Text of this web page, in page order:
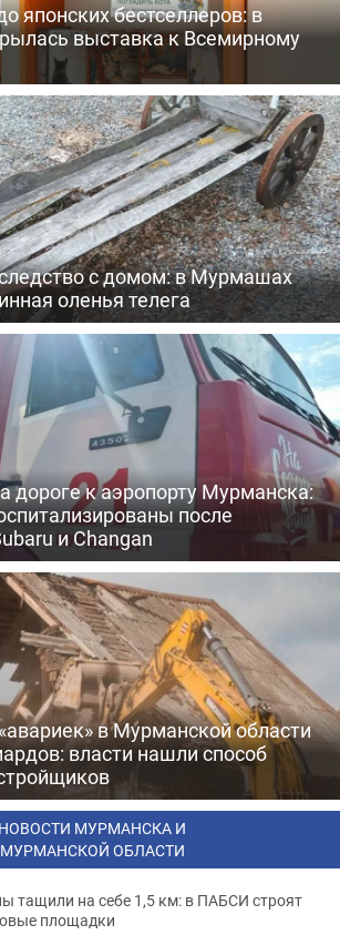
японских бестселлеров: в
выставка к Всемирному
с домом: в Мурмашах
оленья телега
дороге к аэропорту Мурманска:
после
и Changan
в Мурманской области
власти нашли способ
НОВОСТИ МУРМАНСКА И
МУРМАНСКОЙ ОБЛАСТИ
тащили на себе 1,5 км: в ПАБСИ строят
площадки